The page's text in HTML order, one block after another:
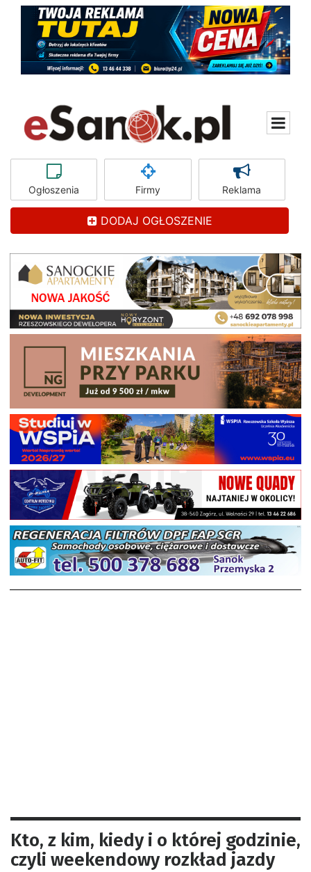
Ogłoszenia Firmy Reklama
DODAJ OGŁOSZENIE
Kto, z kim, kiedy i o której godzinie,
czyli weekendowy rozkład jazdy